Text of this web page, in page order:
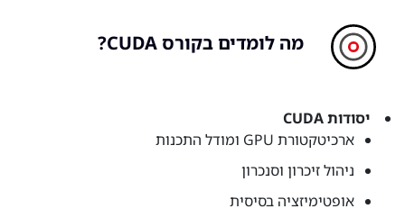
מה לומדים בקורס CUDA?
יסודות CUDA
ארכיטקטורת GPU ומודל התכנות
ניהול זיכרון וסנכרון
אופטימיזציה בסיסית